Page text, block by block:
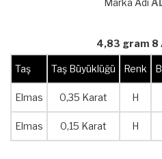
4,83 gram 8
Taş Taş Büyüklüğü Renk
Elmas 0,35 Karat H
Elmas 0,15 Karat H